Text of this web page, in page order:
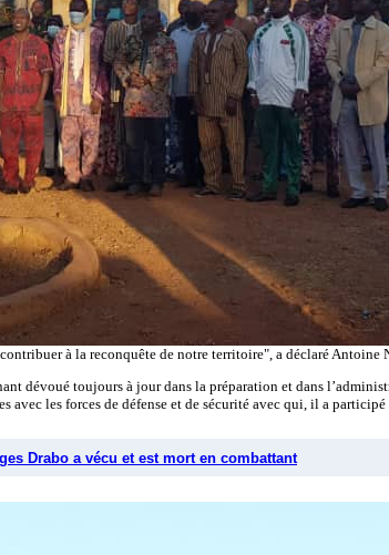
à la reconquête de notre territoire", a déclaré Antoine
dévoué toujours à jour dans la préparation et dans
les forces de défense et de sécurité avec qui, il a
Drabo a vécu et est mort en combattant